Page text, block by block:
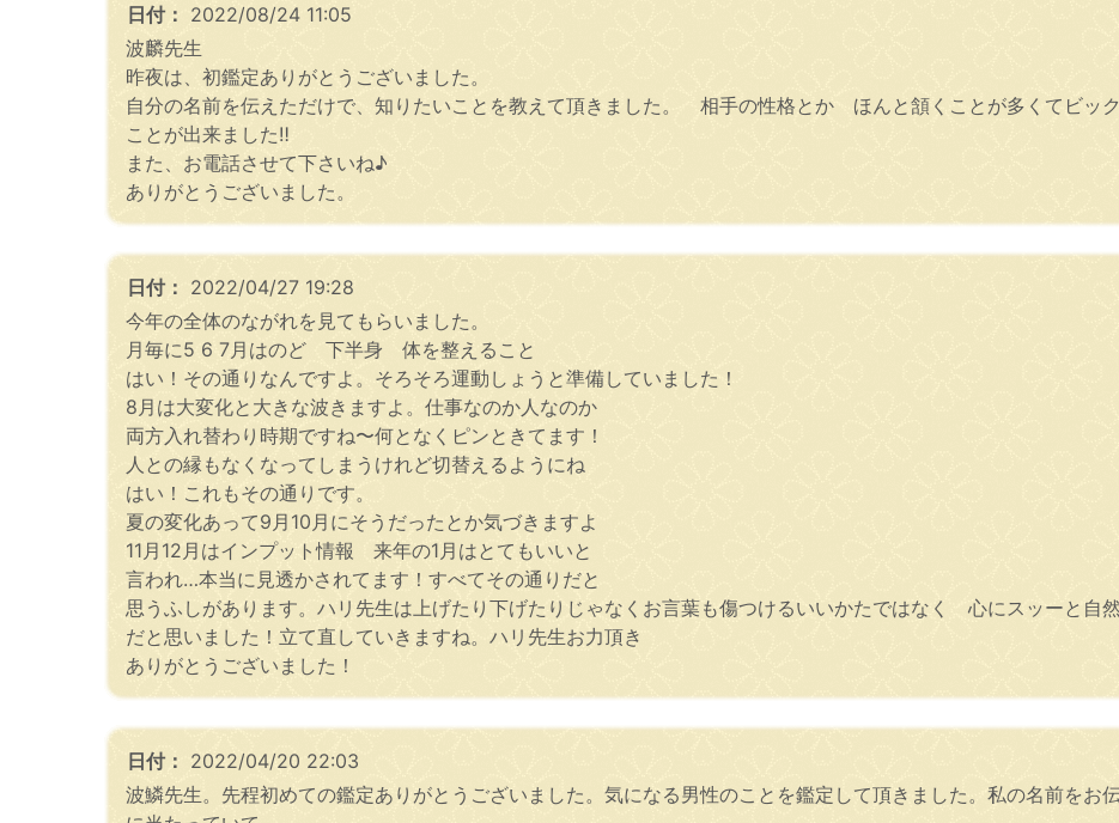
日付： 2022/08/24 11:05
波麟先生
昨夜は、初鑑定ありがとうございました。
自分の名前を伝えただけで、知りたいことを教えて頂きました。 相手の性格とか ほんと頷くことが多くてビ
ことが出来ました‼︎
また、お電話させて下さいね♪
ありがとうございました。
日付： 2022/04/27 19:28
今年の全体のながれを見てもらいました。
月毎に5 6 7月はのど 下半身 体を整えること
はい！その通りなんですよ。そろそろ運動しょうと準備していました！
8月は大変化と大きな波きますよ。仕事なのか人なのか
両方入れ替わり時期ですね〜何となくピンときてます！
人との縁もなくなってしまうけれど切替えるようにね
はい！これもその通りです。
夏の変化あって9月10月にそうだったとか気づきますよ
11月12月はインプット情報 来年の1月はとてもいいと
言われ…本当に見透かされてます！すべてその通りだと
思うふしがあります。ハリ先生は上げたり下げたりじゃなくお言葉も傷つけるいいかたではなく 心にスッーと自
だと思いました！立て直していきますね。ハリ先生お力頂き
ありがとうございました！
日付： 2022/04/20 22:03
波鱗先生。先程初めての鑑定ありがとうございました。気になる男性のことを鑑定して頂きました。私の名前を